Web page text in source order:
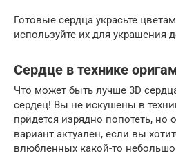
Готовые сердца украсьте
используйте их для украшения
Сердце в технике
Что может быть лучше 3D
сердец! Вы не искушены в
придется изрядно попотеть, но
вариант актуален, если вы
влюбленных какой-то